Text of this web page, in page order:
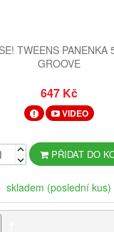
TWEENS PANENKA
GROOVE
647 Kč
VIDEO
PŘIDAT DO
skladem (poslední kus)